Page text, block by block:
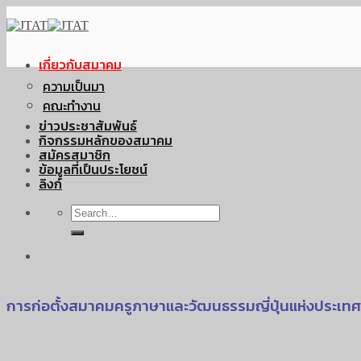
to
เกี่ยวกับสมาคม
ความเป็นมา
คณะทำงาน
ข่าวประชาสัมพันธ์
กิจกรรมหลักของสมาคม
สมัครสมาชิก
ข้อมูลที่เป็นประโยชน์
ลิงก์
การก่อตั้งสมาคมครูภาษาและวัฒนธรรมญี่ปุ่นแห่งประเท